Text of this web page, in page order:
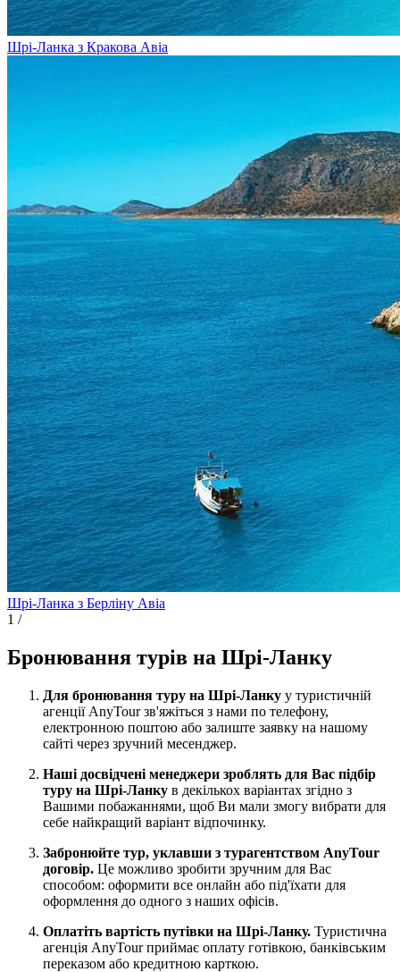
Шрі-Ланка з Кракова Авіа
Шрі-Ланка з Берліну Авіа
1 /
Бронювання турів на Шрі-Ланку
Для бронювання туру на Шрі-Ланку у туристичній
агенції AnyTour зв'яжіться з нами по телефону,
електронною поштою або залиште заявку на нашому
сайті через зручний месенджер.
Наші досвідчені менеджери зроблять для Вас підбір
туру на Шрі-Ланку в декількох варіантах згідно з
Вашими побажаннями, щоб Ви мали змогу вибрати для
себе найкращий варіант відпочинку.
Забронюйте тур, уклавши з турагентством AnyTour
договір. Це можливо зробити зручним для Вас
способом: оформити все онлайн або під'їхати для
оформлення до одного з наших офісів.
Оплатіть вартість путівки на Шрі-Ланку. Туристична
агенція AnyTour приймає оплату готівкою, банківським
переказом або кредитною карткою.